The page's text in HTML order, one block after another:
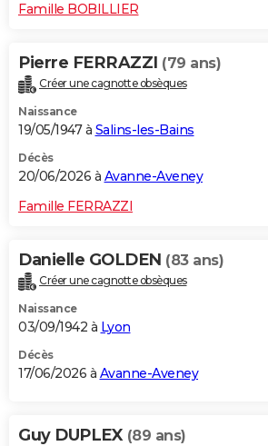
Famille BOBILLIER
Pierre FERRAZZI (79 ans)
Créer une cagnotte obsèques
Naissance
19/05/1947 à Salins-les-Bains
Décès
20/06/2026 à Avanne-Aveney
Famille FERRAZZI
Danielle GOLDEN (83 ans)
Créer une cagnotte obsèques
Naissance
03/09/1942 à Lyon
Décès
17/06/2026 à Avanne-Aveney
Guy DUPLEX (89 ans)